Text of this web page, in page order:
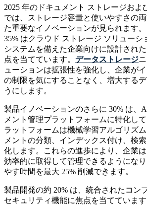
2025 年のドキュメント ストレージおよ
では、ストレージ容量と使いやすさの
た重要なイノベーションが見られます
35% はクラウド ストレージ ソリューシ
システムを備えた企業向けに設計され
点を当てています。 データストレージ
ューションは拡張性を強化し、企業が
の制限を気にすることなく、増大する
うにします。
製品イノベーションのさらに 30% は、
メント管理プラットフォームに特化し
ラットフォームは機械学習アルゴリズ
メントの分類、インデックス付け、検
化します。これらの進歩により、企業
効率的に取得して管理できるようにな
やす時間を最大 25% 削減できます。
製品開発の約 20% は、統合されたコン
セキュリティ機能に焦点を当てていま